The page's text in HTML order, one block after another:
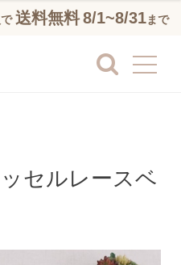
送料無料8/1~8/31まで
セルレースベ